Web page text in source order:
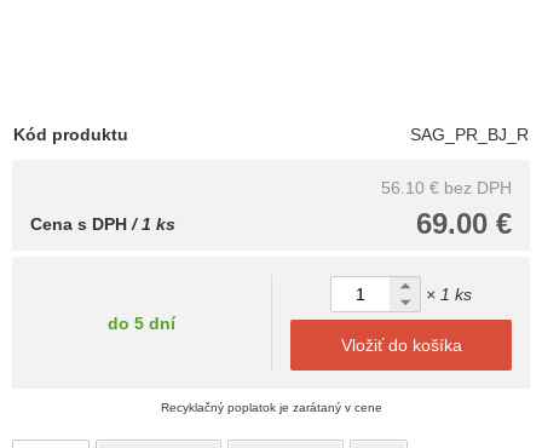
Kód produktu SAG_PR_BJ_R
56.10 € bez DPH
69.00 €
Cena s DPH/ 1 ks
do 5 dní
× 1 ks
Vložiť do košíka
Recyklačný poplatok je zarátaný v cene